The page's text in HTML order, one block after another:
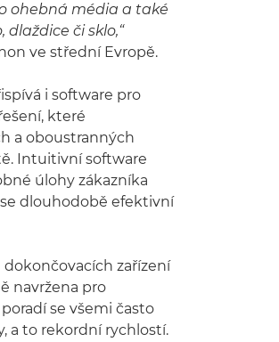
ohebná média a také
či sklo,“
ve střední Evropě.
i software pro
které
a oboustranných
Intuitivní software
úlohy zákazníka
dlouhodobě efektivní
zařízení
navržena pro
se všemi často
a to rekordní rychlostí.